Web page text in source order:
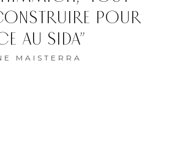
POUR
AU SIDA”
MAISTERRA